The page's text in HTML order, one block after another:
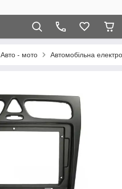
Авто - мото Автомобільна